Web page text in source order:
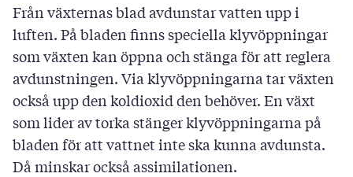
Från växternas blad avdunstar vatten upp i
luften. På bladen finns speciella klyvöppningar
som växten kan öppna och stänga för att reglera
avdunstningen. Via klyvöppningarna tar växten
också upp den koldioxid den behöver. En växt
som lider av torka stänger klyvöppningarna på
bladen för att vattnet inte ska kunna avdunsta.
Då minskar också assimilationen.